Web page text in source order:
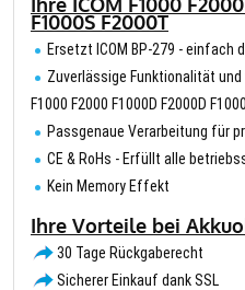
F1000S F2000T
Ersetzt ICOM BP-279 - einfach
Zuverlässige Funktionalität
F1000 F2000 F1000D F2000D
Passgenaue Verarbeitung für
CE & RoHs - Erfüllt alle
Kein Memory Effekt
Ihre Vorteile bei
30 Tage Rückgaberecht
Sicherer Einkauf dank SSL